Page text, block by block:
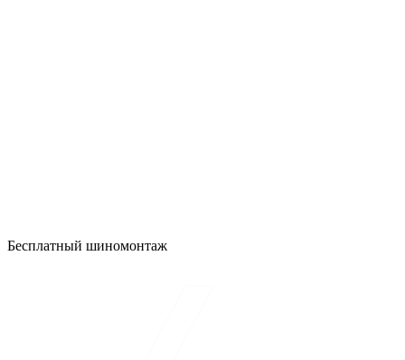
Бесплатный шиномонтаж